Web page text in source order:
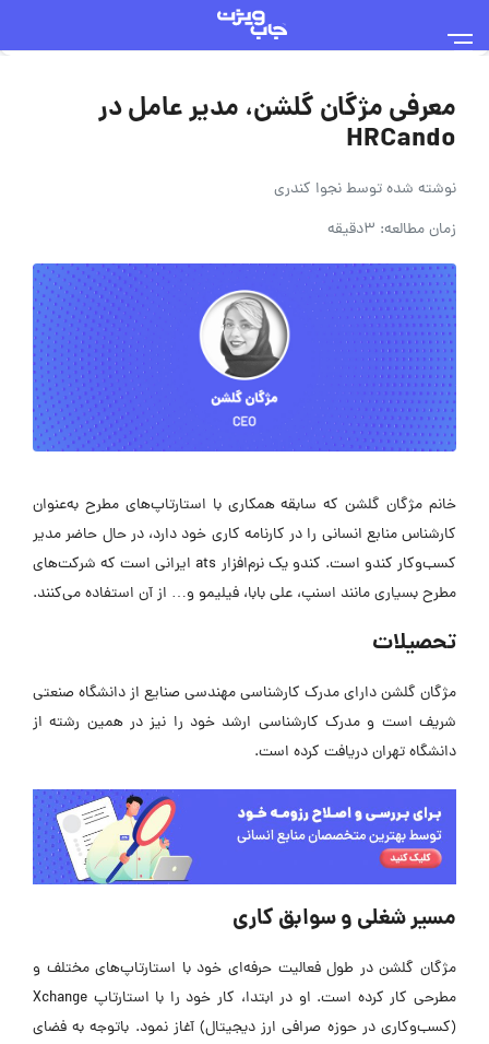
معرفی مژگان گلشن، مدیر عامل در
HRCando
نوشته شده توسطنجوا کندری
زمان مطالعه: 3دقیقه
خانم مژگان گلشن که سابقه همکاری با استارتاپ‌های مطرح به‌عنوان
کارشناس منابع انسانی را در کارنامه کاری خود دارد، در حال حاضر مدیر
کسب‌وکار کندو است. کندو یک نرم‌افزار ats ایرانی است که شرکت‌های
مطرح بسیاری مانند اسنپ، علی بابا، فیلیمو و… از آن استفاده می‌کنند.
تحصیلات
مژگان گلشن دارای مدرک کارشناسی مهندسی صنایع از دانشگاه صنعتی
شریف است و مدرک کارشناسی ارشد خود را نیز در همین رشته از
دانشگاه تهران دریافت کرده است.
مسیر شغلی و سوابق کاری
مژگان گلشن در طول فعالیت‌ حرفه‌ای خود با استارتاپ‌های مختلف و
مطرحی کار کرده است. او در ابتدا، کار خود را با استارتاپ Xchange
(کسب‌وکاری در حوزه صرافی ارز دیجیتال) آغاز نمود. باتوجه به فضای